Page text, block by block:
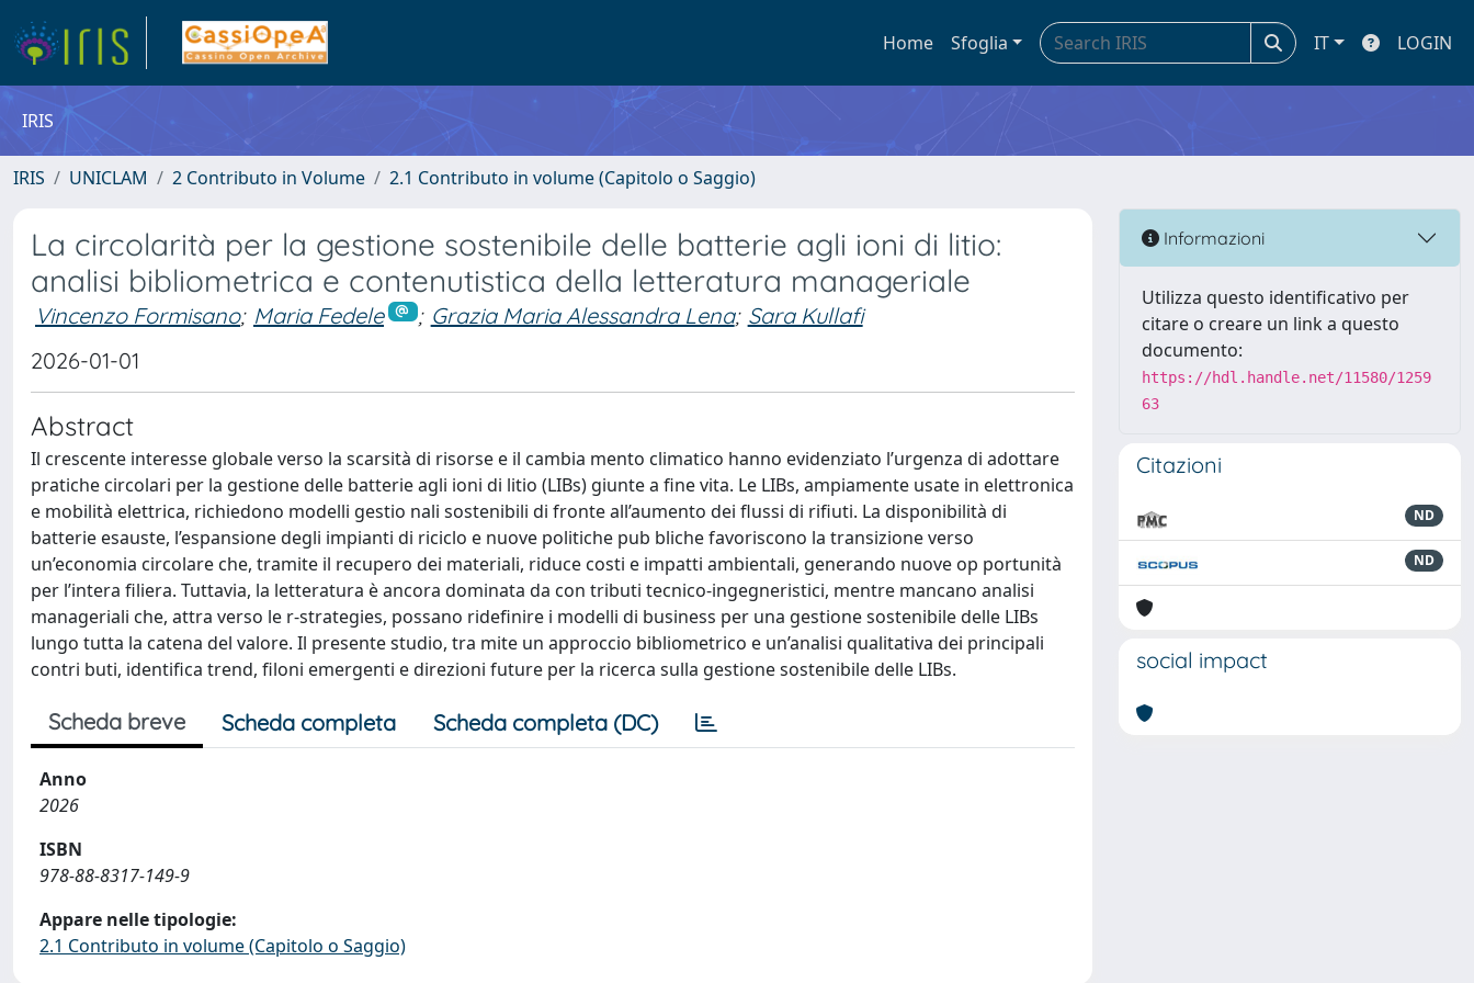
Home Sfoglia IT LOGIN
IRIS
IRIS UNICLAM 2 Contributo in Volume 2.1 Contributo in volume (Capitolo o Saggio)
La circolarità per la gestione sostenibile delle batterie agli ioni di litio:
analisi bibliometrica e contenutistica della letteratura manageriale
Vincenzo Formisano; Maria Fedele ; Grazia Maria Alessandra Lena; Sara Kullafi
2026-01-01
Abstract
Il crescente interesse globale verso la scarsità di risorse e il cambia mento climatico hanno evidenziato l’urgenza di adottare
pratiche circolari per la gestione delle batterie agli ioni di litio (LIBs) giunte a fine vita. Le LIBs, ampiamente usate in elettronica
e mobilità elettrica, richiedono modelli gestio nali sostenibili di fronte all’aumento dei flussi di rifiuti. La disponibilità di
batterie esauste, l’espansione degli impianti di riciclo e nuove politiche pub bliche favoriscono la transizione verso
un’economia circolare che, tramite il recupero dei materiali, riduce costi e impatti ambientali, generando nuove op portunità
per l’intera filiera. Tuttavia, la letteratura è ancora dominata da con tributi tecnico-ingegneristici, mentre mancano analisi
manageriali che, attra verso le r-strategies, possano ridefinire i modelli di business per una gestione sostenibile delle LIBs
lungo tutta la catena del valore. Il presente studio, tra mite un approccio bibliometrico e un’analisi qualitativa dei principali
contri buti, identifica trend, filoni emergenti e direzioni future per la ricerca sulla gestione sostenibile delle LIBs.
Scheda breve Scheda completa Scheda completa (DC)
Anno
2026
ISBN
978-88-8317-149-9
Appare nelle tipologie:
2.1 Contributo in volume (Capitolo o Saggio)
Informazioni
Utilizza questo identificativo per
citare o creare un link a questo
documento:
https://hdl.handle.net/11580/1259
63
Citazioni
ND
ND
social impact